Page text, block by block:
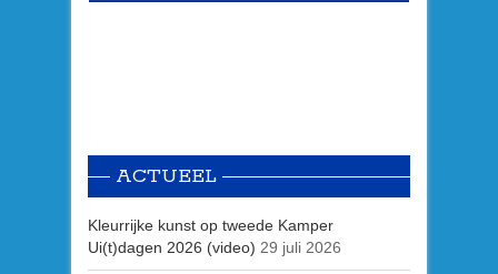
ACTUEEL
Kleurrijke kunst op tweede Kamper
Ui(t)dagen 2026 (video) 29 juli 2026